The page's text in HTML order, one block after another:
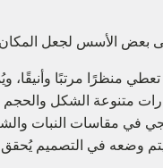
إلى بعض الأسس لجعل
منظرًا مرتبًا
متنوعة الشكل
في مقاسات النبات
وضعه في التصميم